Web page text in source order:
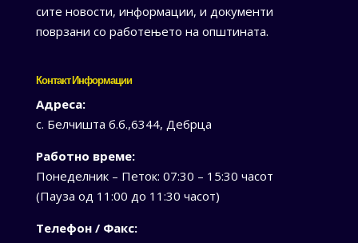
сите новости, информации, и документи
поврзани со работењето на општината.
Контакт Информации
Адреса:
с. Белчишта б.б.,6344, Дебрца
Работно време:
Понеделник – Петок: 07:30 – 15:30 часот
(Пауза од 11:00 до 11:30 часот)
Телефон / Факс: